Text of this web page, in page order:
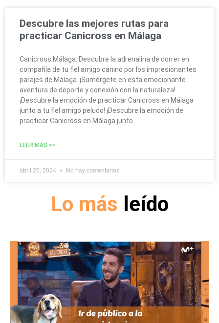
Descubre las mejores rutas para
practicar Canicross en Málaga
Canicross Málaga: Descubre la adrenalina de correr en
compañía de tu fiel amigo canino por los impresionantes
parajes de Málaga. ¡Sumérgete en esta emocionante
aventura de deporte y conexión con la naturaleza!
¡Descubre la emoción de practicar Canicross en Málaga
junto a tu fiel amigo peludo! ¡Descubre la emoción de
practicar Canicross en Málaga junto
LEER MÁS >>
abril 25, 2024 No hay comentarios
Lo más leído